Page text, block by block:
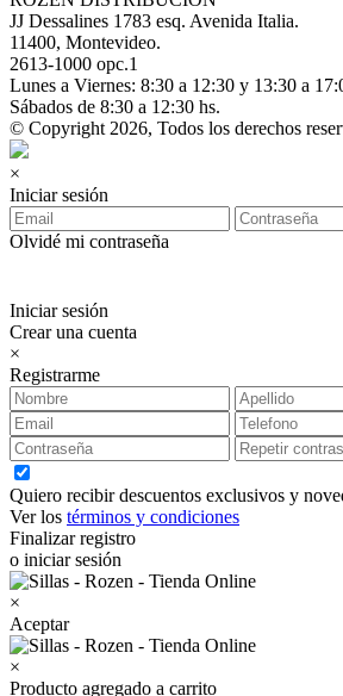
JJ Dessalines 1783 esq. Avenida Italia.
11400, Montevideo.
2613-1000 opc.1
Lunes a Viernes: 8:30 a 12:30 y 13:30 a
Sábados de 8:30 a 12:30 hs.
© Copyright 2026, Todos los derechos
×
Iniciar sesión
Olvidé mi contraseña
Iniciar sesión
Crear una cuenta
×
Registrarme
Quiero recibir descuentos exclusivos y
Ver los términos y condiciones
Finalizar registro
o iniciar sesión
×
Aceptar
×
Producto agregado a carrito